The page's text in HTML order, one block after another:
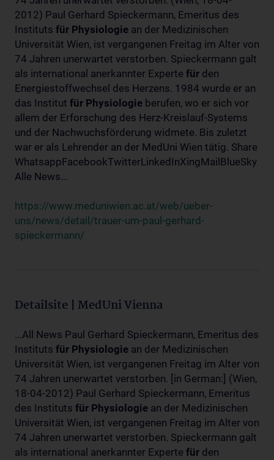
2012) Paul Gerhard Spieckermann, Emeritus des
Instituts für Physiologie an der Medizinischen
Universität Wien, ist vergangenen Freitag im Alter von
74 Jahren unerwartet verstorben. Spieckermann galt
als international anerkannter Experte für den
Energiestoffwechsel des Herzens. 1984 wurde er an
das Institut für Physiologie berufen, wo er sich vor
allem der Erforschung des Herz-Kreislauf-Systems
und der Nachwuchsförderung widmete. Bis zuletzt
war er als Lehrender an der MedUni Wien tätig. Share
WhatsappFacebookTwitterLinkedInXingMailBlueSky
Alle News...
https://www.meduniwien.ac.at/web/ueber-
uns/news/detail/trauer-um-paul-gerhard-
spieckermann/
Detailsite | MedUni Vienna
...All News Paul Gerhard Spieckermann, Emeritus des
Instituts für Physiologie an der Medizinischen
Universität Wien, ist vergangenen Freitag im Alter von
74 Jahren unerwartet verstorben. [in German:] (Wien,
18-04-2012) Paul Gerhard Spieckermann, Emeritus
des Instituts für Physiologie an der Medizinischen
Universität Wien, ist vergangenen Freitag im Alter von
74 Jahren unerwartet verstorben. Spieckermann galt
als international anerkannter Experte für den